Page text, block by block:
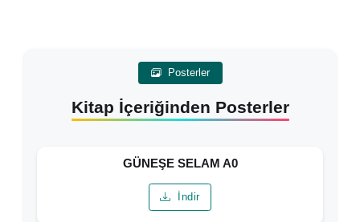
Posterler
Kitap İçeriğinden Posterler
GÜNEŞE SELAM A0
İndir